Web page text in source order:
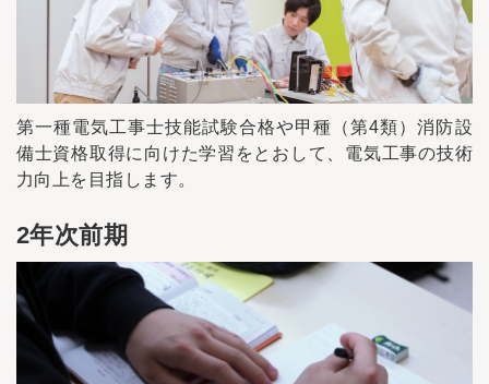
第一種電気工事士技能試験合格や甲種（第4類）消防設
備士資格取得に向けた学習をとおして、電気工事の技術
力向上を目指します。
2年次前期